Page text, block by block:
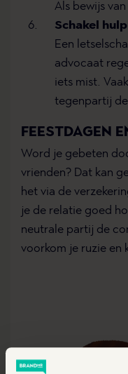
Als bewijs
Schakel
Een
advocaat
iets mist.
tegenpartij
FEESTDAGEN
Word je gebeten
vrienden? Dat kan
het via de
je de relatie goed
neutrale partij de
voorkom je ruzie en